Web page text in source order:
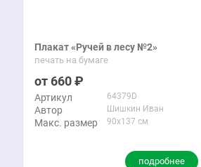
Плакат «Ручей в лесу №2»
печать на бумаге
660
Артикул 64379D
Автор Шишкин Иван
Макс. размер 90x137 см
подробнее